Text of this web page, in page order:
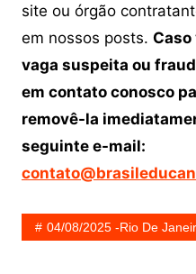
site ou órgão
em nossos posts.
vaga suspeita ou
em contato conosco
removê-la
seguinte e-mail:
04/08/2025 -Rio De